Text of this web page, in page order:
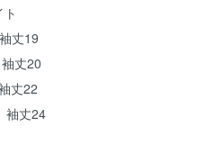
丈19
丈20
丈22
丈24